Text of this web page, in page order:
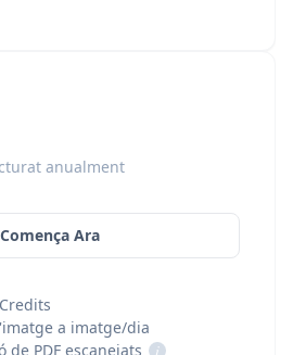
anualment
Comença Ara
a imatge/dia
PDF escanejats
i